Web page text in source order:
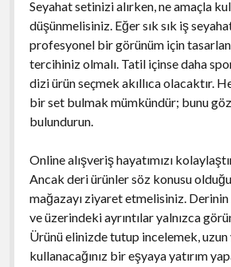
Seyahat setinizi alırken, ne amaçla
düşünmelisiniz. Eğer sık sık iş
profesyonel bir görünüm için
tercihiniz olmalı. Tatil içinse daha
dizi ürün seçmek akıllıca olacaktır.
bir set bulmak mümkündür; bunu
bulundurun.
Online alışveriş hayatımızı
Ancak deri ürünler söz konusu
mağazayı ziyaret etmelisiniz. Derinin
ve üzerindeki ayrıntılar yalnızca
Ürünü elinizde tutup incelemek, uzun
kullanacağınız bir eşyaya yatırım